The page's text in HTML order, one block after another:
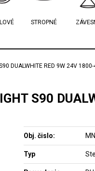
STROPNÉ
DUALWHITE RED 9W 24V
S90
Obj. čislo:
Typ